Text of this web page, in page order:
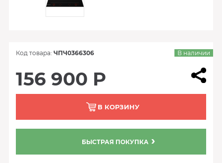
Код товара: ЧПЧ0366306 В наличии
156 900 Р
В КОРЗИНУ
БЫСТРАЯ ПОКУПКА